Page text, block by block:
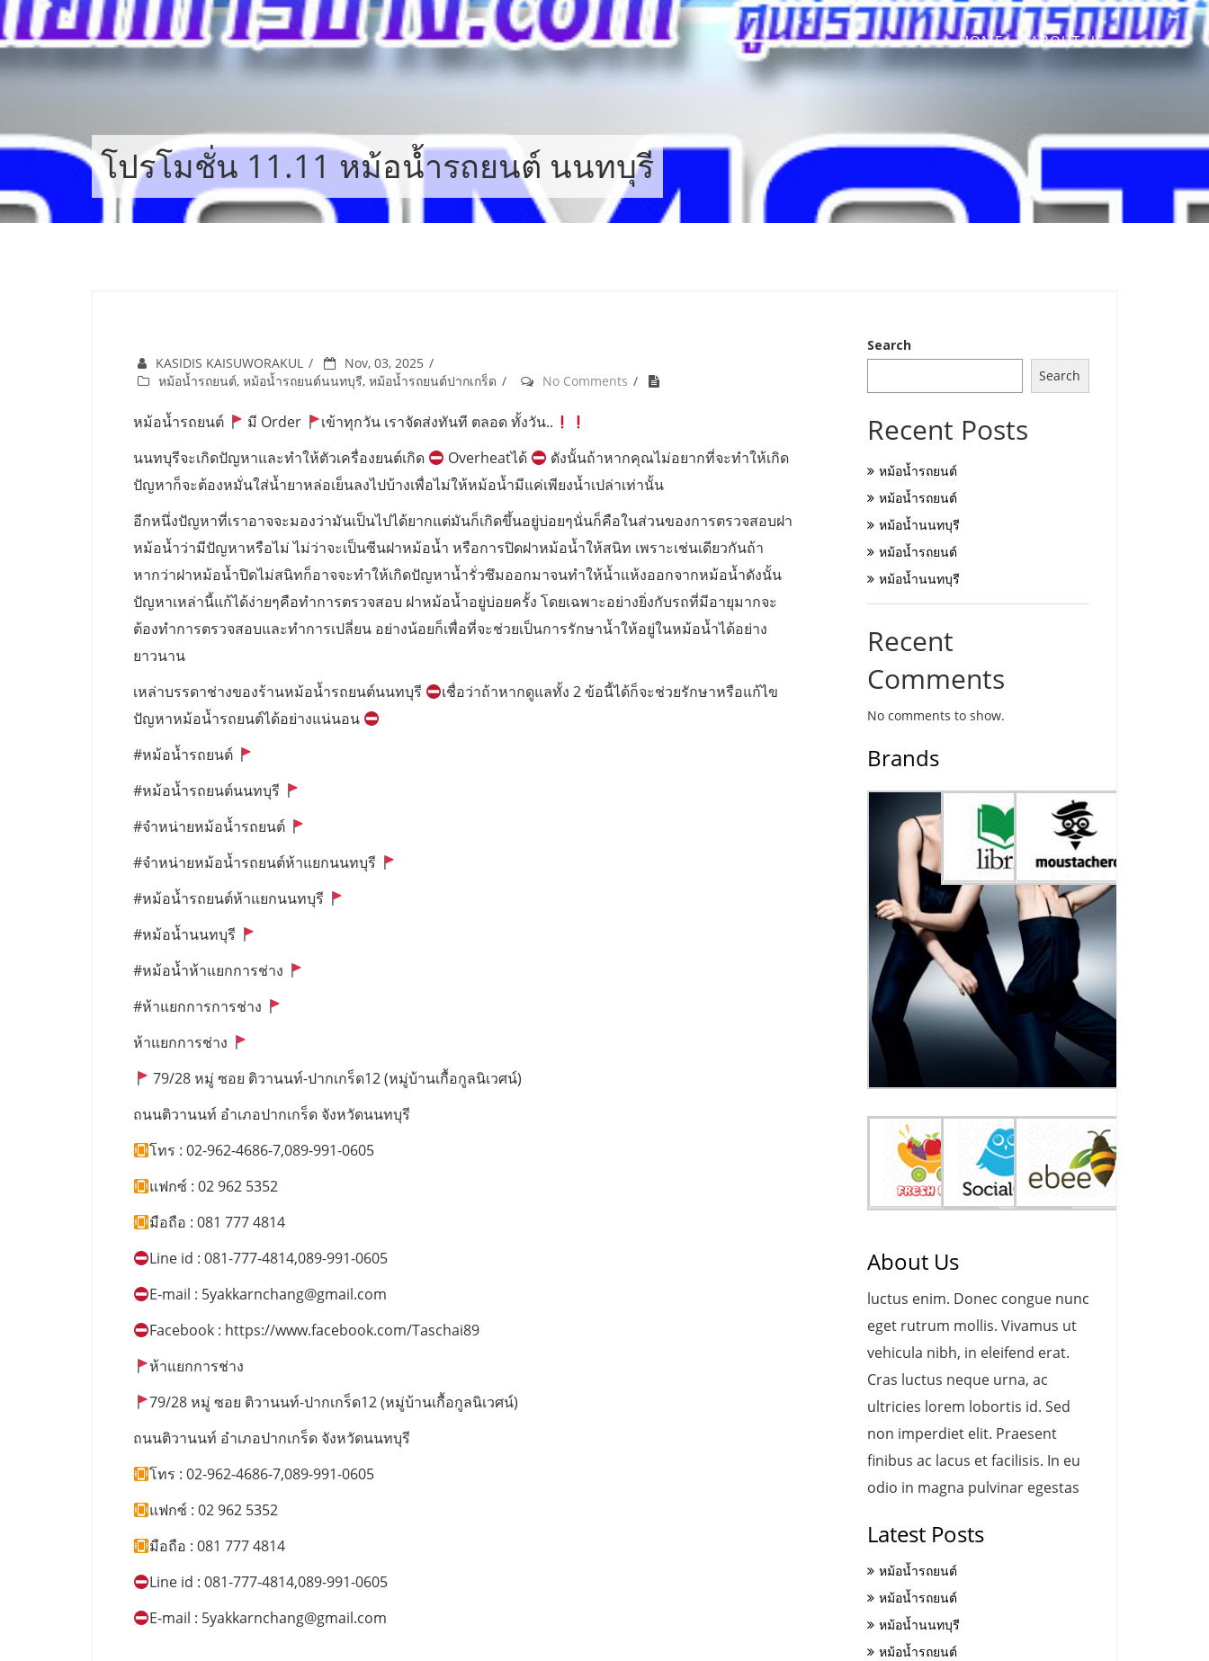
Skip
to
content
HOME ABOUT US
โปรโมชั่น 11.11 หม้อน้ำรถยนต์ นนทบุรี
KASIDIS KAISUWORAKUL
Nov, 03, 2025
หม้อน้ำรถยนต์, หม้อน้ำรถยนต์นนทบุรี, หม้อน้ำรถยนต์ปากเกร็ด No Comments
หม้อน้ำรถยนต์ มี Order
เข้าทุกวัน เราจัดส่งทันที ตลอด ทั้งวัน..
นนทบุรีจะเกิดปัญหาและทำให้ตัวเครื่องยนต์เกิด
Overheatได้
ดังนั้นถ้าหากคุณไม่อยากที่จะทำให้เกิด
ปัญหาก็จะต้องหมั่นใส่น้ำยาหล่อเย็นลงไปบ้างเพื่อไม่ให้หม้อน้ำมีแค่เพียงน้ำเปล่าเท่านั้น
อีกหนึ่งปัญหาที่เราอาจจะมองว่ามันเป็นไปได้ยากแต่มันก็เกิดขึ้นอยู่บ่อยๆนั่นก็คือในส่วนของการตรวจสอบฝา
หม้อน้ำว่ามีปัญหาหรือไม่ ไม่ว่าจะเป็นซีนฝาหม้อน้ำ หรือการปิดฝาหม้อน้ำให้สนิท เพราะเช่นเดียวกันถ้า
หากว่าฝาหม้อน้ำปิดไม่สนิทก็อาจจะทำให้เกิดปัญหาน้ำรั่วซึมออกมาจนทำให้น้ำแห้งออกจากหม้อน้ำดังนั้น
ปัญหาเหล่านี้แก้ได้ง่ายๆคือทำการตรวจสอบ ฝาหม้อน้ำอยู่บ่อยครั้ง โดยเฉพาะอย่างยิ่งกับรถที่มีอายุมากจะ
ต้องทำการตรวจสอบและทำการเปลี่ยน อย่างน้อยก็เพื่อที่จะช่วยเป็นการรักษาน้ำให้อยู่ในหม้อน้ำได้อย่าง
ยาวนาน
เหล่าบรรดาช่างของร้านหม้อน้ำรถยนต์นนทบุรี
เชื่อว่าถ้าหากดูแลทั้ง 2 ข้อนี้ได้ก็จะช่วยรักษาหรือแก้ไข
ปัญหาหม้อน้ำรถยนต์ได้อย่างแน่นอน
#หม้อน้ำรถยนต์
#หม้อน้ำรถยนต์นนทบุรี
#จำหน่ายหม้อน้ำรถยนต์
#จำหน่ายหม้อน้ำรถยนต์ห้าแยกนนทบุรี
#หม้อน้ำรถยนต์ห้าแยกนนทบุรี
#หม้อน้ำนนทบุรี
#หม้อน้ำห้าแยกการช่าง
#ห้าแยกการการช่าง
ห้าแยกการช่าง
79/28 หมู่ ซอย ติวานนท์-ปากเกร็ด12 (หมู่บ้านเกื้อกูลนิเวศน์)
ถนนติวานนท์ อำเภอปากเกร็ด จังหวัดนนทบุรี
โทร : 02-962-4686-7,089-991-0605
แฟกซ์ : 02 962 5352
มือถือ : 081 777 4814
Line id : 081-777-4814,089-991-0605
E-mail : 5yakkarnchang@gmail.com
Facebook : https://www.facebook.com/Taschai89
ห้าแยกการช่าง
79/28 หมู่ ซอย ติวานนท์-ปากเกร็ด12 (หมู่บ้านเกื้อกูลนิเวศน์)
ถนนติวานนท์ อำเภอปากเกร็ด จังหวัดนนทบุรี
โทร : 02-962-4686-7,089-991-0605
แฟกซ์ : 02 962 5352
มือถือ : 081 777 4814
Line id : 081-777-4814,089-991-0605
E-mail : 5yakkarnchang@gmail.com
Search
Search
Recent Posts
หม้อน้ำรถยนต์
หม้อน้ำรถยนต์
หม้อน้ำนนทบุรี
หม้อน้ำรถยนต์
หม้อน้ำนนทบุรี
Recent
Comments
No comments to show.
Brands
About Us
luctus enim. Donec congue nunc
eget rutrum mollis. Vivamus ut
vehicula nibh, in eleifend erat.
Cras luctus neque urna, ac
ultricies lorem lobortis id. Sed
non imperdiet elit. Praesent
finibus ac lacus et facilisis. In eu
odio in magna pulvinar egestas
Latest Posts
หม้อน้ำรถยนต์
หม้อน้ำรถยนต์
หม้อน้ำนนทบุรี
หม้อน้ำรถยนต์